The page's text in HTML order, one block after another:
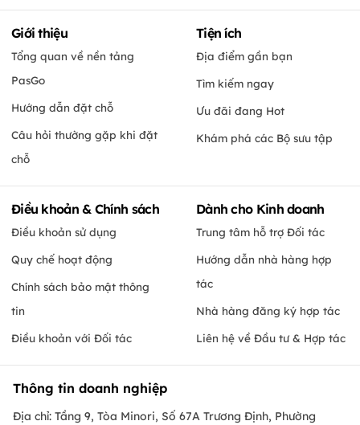
Giới thiệu
Tổng quan về nền tảng
PasGo
Hướng dẫn đặt chỗ
Câu hỏi thường gặp khi đặt
chỗ
Tiện ích
Địa điểm gần bạn
Tìm kiếm ngay
Ưu đãi đang Hot
Khám phá các Bộ sưu tập
Điều khoản & Chính sách
Điều khoản sử dụng
Quy chế hoạt động
Chính sách bảo mật thông
tin
Điều khoản với Đối tác
Dành cho Kinh doanh
Trung tâm hỗ trợ Đối tác
Hướng dẫn nhà hàng hợp
tác
Nhà hàng đăng ký hợp tác
Liên hệ về Đầu tư & Hợp tác
Thông tin doanh nghiệp
Địa chỉ: Tầng 9, Tòa Minori, Số 67A Trương Định, Phường